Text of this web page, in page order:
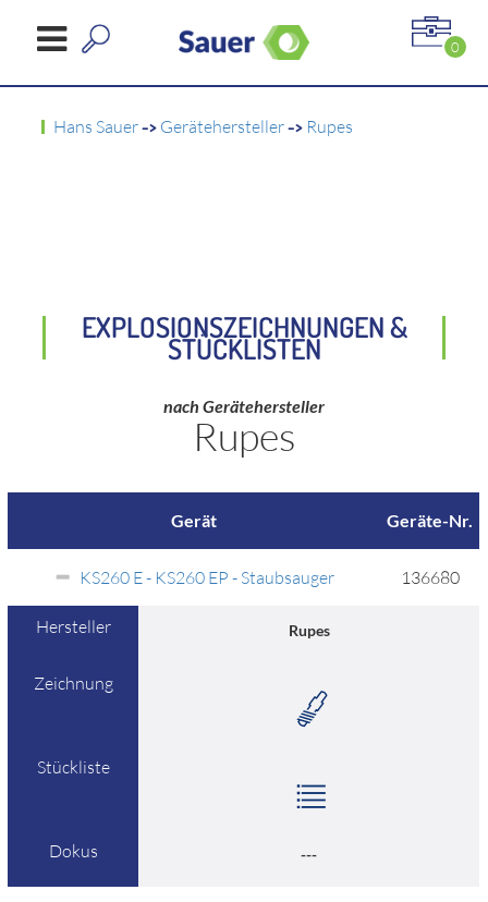
0
Hans Sauer-> Gerätehersteller-> Rupes
EXPLOSIONSZEICHNUNGEN &
STÜCKLISTEN
nach Gerätehersteller
Rupes
Gerät Geräte-Nr.
KS260 E - KS260 EP - Staubsauger 136680
Hersteller Rupes
Zeichnung
Stückliste
Dokus ---